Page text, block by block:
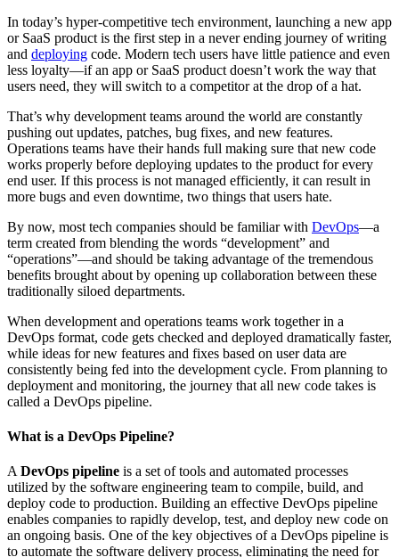
In today’s hyper-competitive tech environment, launching a new app
or SaaS product is the first step in a never ending journey of writing
and deploying code. Modern tech users have little patience and even
less loyalty—if an app or SaaS product doesn’t work the way that
users need, they will switch to a competitor at the drop of a hat.
That’s why development teams around the world are constantly
pushing out updates, patches, bug fixes, and new features.
Operations teams have their hands full making sure that new code
works properly before deploying updates to the product for every
end user. If this process is not managed efficiently, it can result in
more bugs and even downtime, two things that users hate.
By now, most tech companies should be familiar with DevOps—a
term created from blending the words “development” and
“operations”—and should be taking advantage of the tremendous
benefits brought about by opening up collaboration between these
traditionally siloed departments.
When development and operations teams work together in a
DevOps format, code gets checked and deployed dramatically faster,
while ideas for new features and fixes based on user data are
consistently being fed into the development cycle. From planning to
deployment and monitoring, the journey that all new code takes is
called a DevOps pipeline.
What is a DevOps Pipeline?
A DevOps pipeline is a set of tools and automated processes
utilized by the software engineering team to compile, build, and
deploy code to production. Building an effective DevOps pipeline
enables companies to rapidly develop, test, and deploy new code on
an ongoing basis. One of the key objectives of a DevOps pipeline is
to automate the software delivery process, eliminating the need for